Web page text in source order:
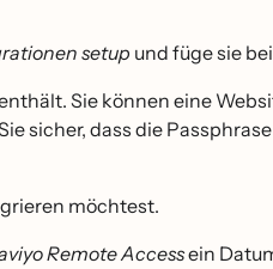
setup und füge sie
Sie können eine
sicher, dass die
möchtest.
Remote Accessein